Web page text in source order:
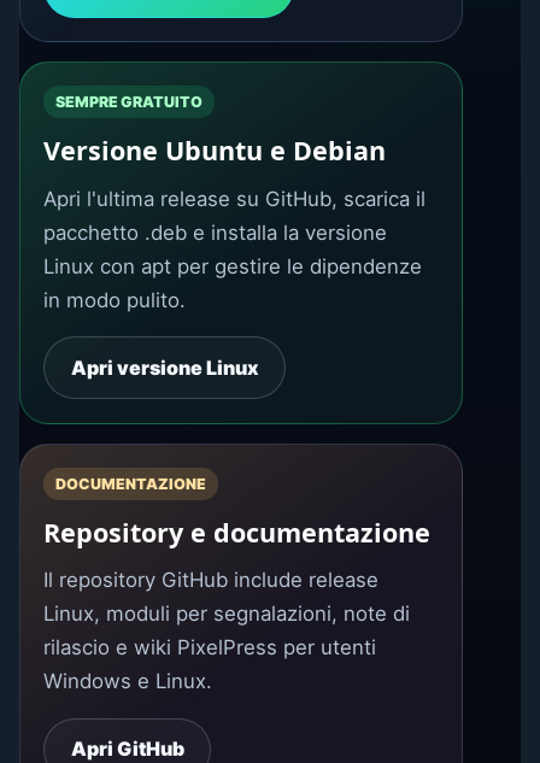
SEMPRE GRATUITO
Versione Ubuntu e Debian
Apri l'ultima release su GitHub, scarica il
pacchetto .deb e installa la versione
Linux con apt per gestire le dipendenze
in modo pulito.
Apri versione Linux
DOCUMENTAZIONE
Repository e documentazione
Il repository GitHub include release
Linux, moduli per segnalazioni, note di
rilascio e wiki PixelPress per utenti
Windows e Linux.
Apri GitHub